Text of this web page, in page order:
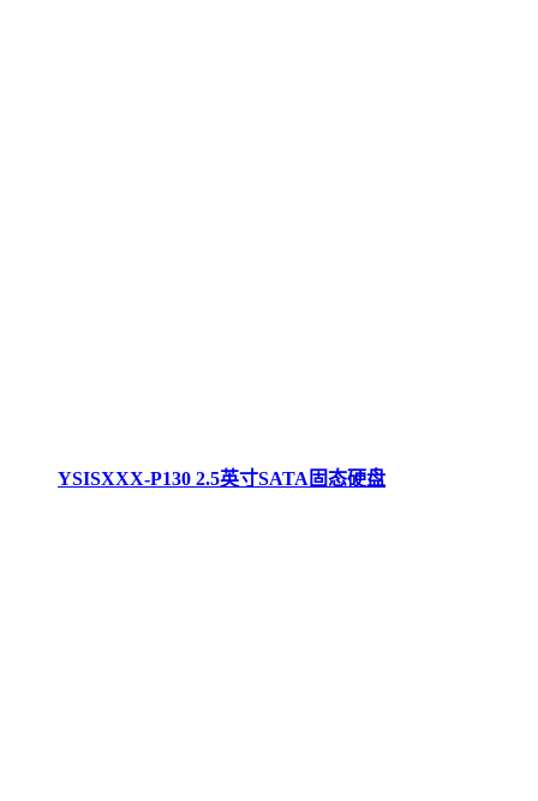
YSISXXX-P130 2.5英寸SATA固态硬盘